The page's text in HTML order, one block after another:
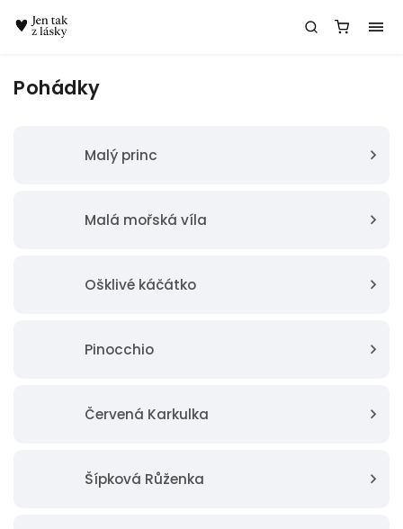
Pohádky
Malý princ
Malá mořská víla
Ošklivé káčátko
Pinocchio
Červená Karkulka
Šípková Růženka